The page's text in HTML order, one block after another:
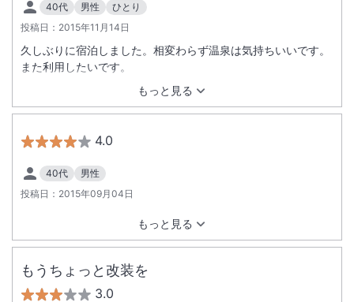
40代 男性
ひとり
投稿日： 2015年11月14日
もっと見る
久しぶりに宿泊しました。相変わらず温泉は気持ちいいです。
また利用したいです。
4.0
40代
男性
投稿日： 2015年09月04日
もっと見る
もうちょっと改装を
3.0